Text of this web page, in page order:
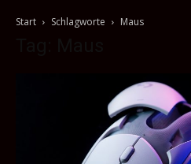
Start Schlagworte Maus